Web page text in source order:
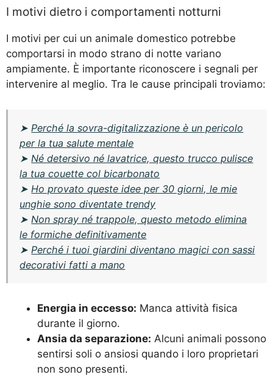
I motivi dietro i comportamenti notturni
I motivi per cui un animale domestico potrebbe
comportarsi in modo strano di notte variano
ampiamente. È importante riconoscere i segnali per
intervenire al meglio. Tra le cause principali troviamo:
➤ Perché la sovra-digitalizzazione è un pericolo
per la tua salute mentale
➤ Né detersivo né lavatrice, questo trucco pulisce
la tua couette col bicarbonato
➤ Ho provato queste idee per 30 giorni, le mie
unghie sono diventate trendy
➤ Non spray né trappole, questo metodo elimina
le formiche definitivamente
➤ Perché i tuoi giardini diventano magici con sassi
decorativi fatti a mano
Energia in eccesso: Manca attività fisica
durante il giorno.
Ansia da separazione: Alcuni animali possono
sentirsi soli o ansiosi quando i loro proprietari
non sono presenti.